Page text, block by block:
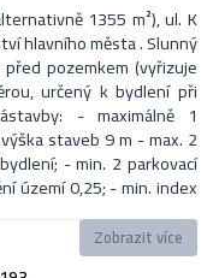
1355 m²), ul. K
hlavního města . Slunný
pozemkem (vyřizuje
určený k bydlení při
- maximálně 1
staveb 9 m - max. 2
- min. 2 parkovací
území 0,25; - min. index
část Stupice nabízí
včetně základních
obchodů s potravinami či
Zobrazit více